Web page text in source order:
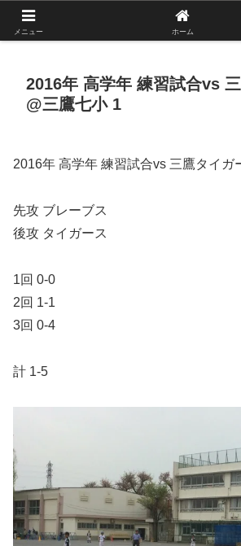
がんばれ！フルスイング！境南ブレ
2016年 高学年 練習試合vs
@三鷹七小 1
2016年 高学年 練習試合vs 三鷹タイガ
先攻 ブレーブス
後攻 タイガース
1回 0-0
2回 1-1
3回 0-4
計 1-5
メニュー ホーム